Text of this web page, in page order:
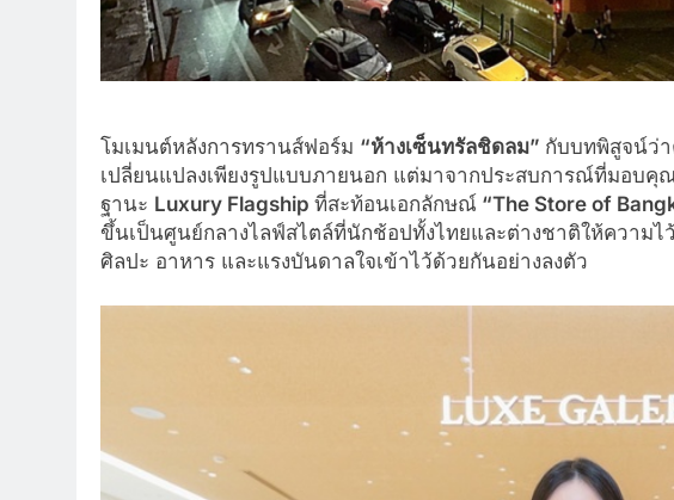
โมเมนต์หลังการทรานส์ฟอร์ม “ห้างเซ็นทรัลชิดลม” กับบทพิสูจน์ว่า
เปลี่ยนแปลงเพียงรูปแบบภายนอก แต่มาจากประสบการณ์ที่มอบคุ
ฐานะ Luxury Flagship ที่สะท้อนเอกลักษณ์ “The Store of
ขึ้นเป็นศูนย์กลางไลฟ์สไตล์ที่นักช้อปทั้งไทยและต่างชาติให้ความ
ศิลปะ อาหาร และแรงบันดาลใจเข้าไว้ด้วยกันอย่างลงตัว